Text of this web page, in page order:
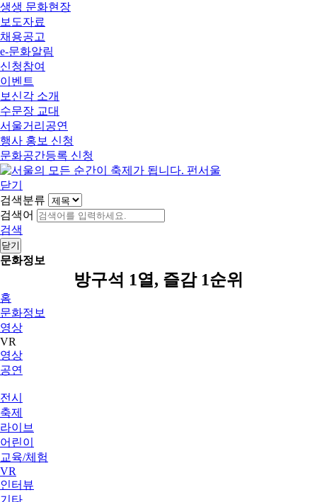
생생 문화현장
보도자료
채용공고
e-문화알림
신청참여
이벤트
보신각 소개
수문장 교대
서울거리공연
행사 홍보 신청
문화공간등록 신청
닫기
검색분류
검색어
검색
닫기
문화정보
방구석 1열, 즐감 1순위
홈
문화정보
영상
VR
영상
공연
전시
축제
라이브
어린이
교육/체험
VR
인터뷰
기타